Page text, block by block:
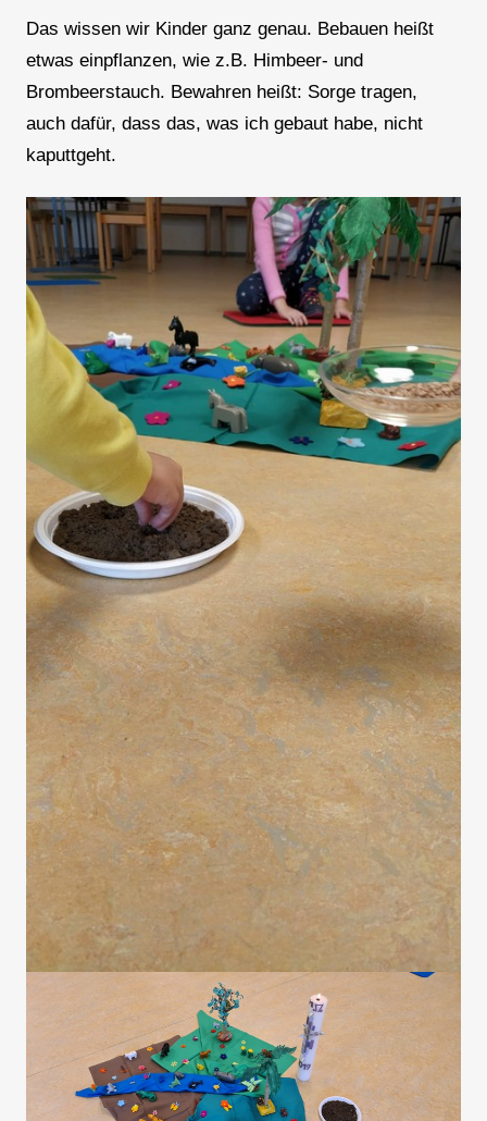
Das wissen wir Kinder ganz genau. Bebauen heißt
etwas einpflanzen, wie z.B. Himbeer- und
Brombeerstauch. Bewahren heißt: Sorge tragen,
auch dafür, dass das, was ich gebaut habe, nicht
kaputtgeht.